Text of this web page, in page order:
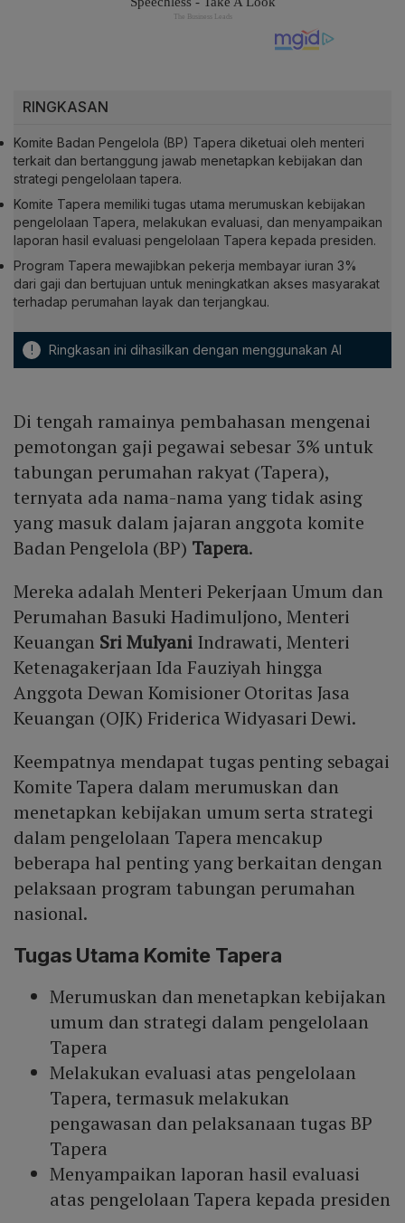
RINGKASAN
Komite Badan Pengelola (BP) Tapera diketuai oleh menteri
terkait dan bertanggung jawab menetapkan kebijakan dan
strategi pengelolaan tapera.
Komite Tapera memiliki tugas utama merumuskan kebijakan
pengelolaan Tapera, melakukan evaluasi, dan menyampaikan
laporan hasil evaluasi pengelolaan Tapera kepada presiden.
Program Tapera mewajibkan pekerja membayar iuran 3%
dari gaji dan bertujuan untuk meningkatkan akses masyarakat
terhadap perumahan layak dan terjangkau.
! Ringkasan ini dihasilkan dengan menggunakan AI
Di tengah ramainya pembahasan mengenai
pemotongan gaji pegawai sebesar 3% untuk
tabungan perumahan rakyat (Tapera),
ternyata ada nama-nama yang tidak asing
yang masuk dalam jajaran anggota komite
Badan Pengelola (BP) Tapera.
Mereka adalah Menteri Pekerjaan Umum dan
Perumahan Basuki Hadimuljono, Menteri
Keuangan Sri Mulyani Indrawati, Menteri
Ketenagakerjaan Ida Fauziyah hingga
Anggota Dewan Komisioner Otoritas Jasa
Keuangan (OJK) Friderica Widyasari Dewi.
Keempatnya mendapat tugas penting sebagai
Komite Tapera dalam merumuskan dan
menetapkan kebijakan umum serta strategi
dalam pengelolaan Tapera mencakup
beberapa hal penting yang berkaitan dengan
pelaksaan program tabungan perumahan
nasional.
Tugas Utama Komite Tapera
Merumuskan dan menetapkan kebijakan
umum dan strategi dalam pengelolaan
Tapera
Melakukan evaluasi atas pengelolaan
Tapera, termasuk melakukan
pengawasan dan pelaksanaan tugas BP
Tapera
Menyampaikan laporan hasil evaluasi
atas pengelolaan Tapera kepada presiden